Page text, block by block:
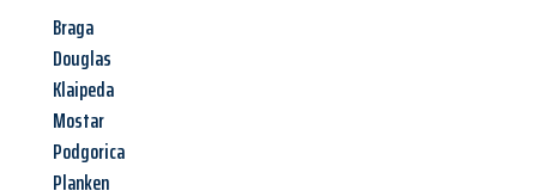
Braga
Douglas
Klaipeda
Mostar
Podgorica
Planken